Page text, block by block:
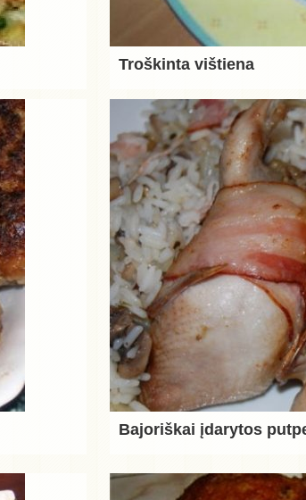
Troškinta vištiena
Bajoriškai įdarytos